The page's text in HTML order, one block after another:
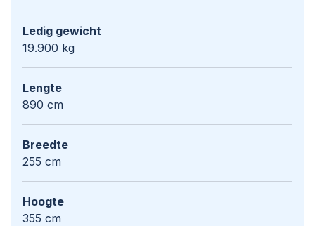
Ledig gewicht
19.900 kg
Lengte
890 cm
Breedte
255 cm
Hoogte
355 cm